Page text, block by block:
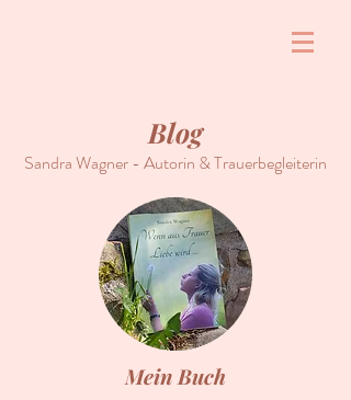
Blog
Sandra Wagner - Autorin & Trauerbegleiterin
Mein Buch